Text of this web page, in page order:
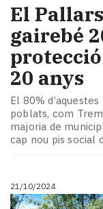
El
gairebé
20 anys
El 80%
poblats, com
majoria de
cap nou pis social
21/10/2024